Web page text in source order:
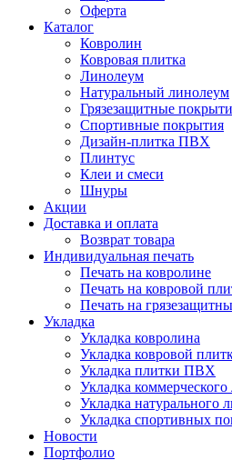
Оферта
Каталог
Ковролин
Ковровая плитка
Линолеум
Натуральный линолеум
Грязезащитные
Спортивные покрытия
Дизайн-плитка ПВХ
Плинтус
Клеи и смеси
Шнуры
Акции
Доставка и оплата
Возврат товара
Индивидуальная печать
Печать на ковролине
Печать на ковровой
Печать на
Укладка
Укладка ковролина
Укладка ковровой
Укладка плитки ПВХ
Укладка
Укладка натурального
Укладка спортивных
Новости
Портфолио